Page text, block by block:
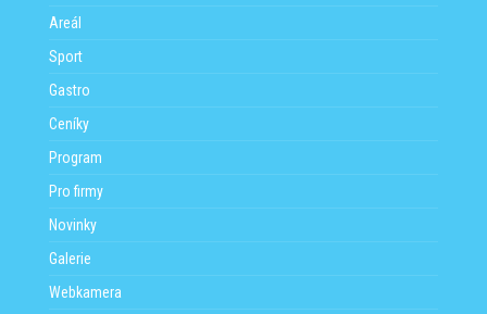
Areál
Sport
Gastro
Ceníky
Program
Pro firmy
Novinky
Galerie
Webkamera